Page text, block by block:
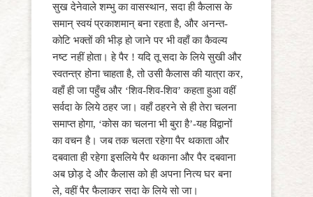
सुख देनेवाले शम्भु का वासस्थान, सदा ही कैलास के
समान् स्वयं प्रकाशमान् बना रहता है, और अनन्त-
कोटि भक्तों की भीड़ हो जाने पर भी वहाँ का कैवल्य
नष्ट नहीं होता। हे पैर ! यदि तू सदा के लिये सुखी और
स्वतन्त्र होना चाहता है, तो उसी कैलास की यात्रा कर,
वहाँ ही जा पहुँच और ‘शिव-शिव-शिव’ कहता हुआ वहीं
सर्वदा के लिये ठहर जा। वहाँ ठहरने से ही तेरा चलना
समाप्त होगा, ‘कोस का चलना भी बुरा है’-यह विद्वानों
का वचन है। जब तक चलता रहेगा पैर थकाता और
दबवाता ही रहेगा इसलिये पैर थकाना और पैर दबवाना
अब छोड़ दे और कैलास को ही अपना नित्य घर बना
ले, वहीं पैर फैलाकर सदा के लिये सो जा।